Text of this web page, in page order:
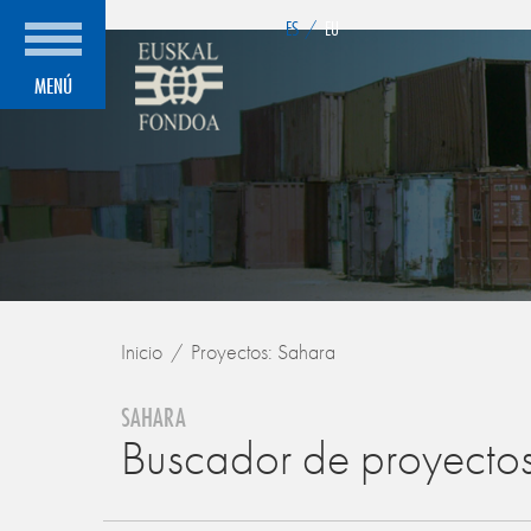
MENÚ
ES / EU
Inicio Proyectos: Sahara
SAHARA
Buscador de